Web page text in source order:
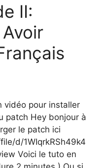
II:
vidéo pour installer
patch Hey bonjour à
le patch ici
d/1WIqrkRSh49k4
Voici le tuto en